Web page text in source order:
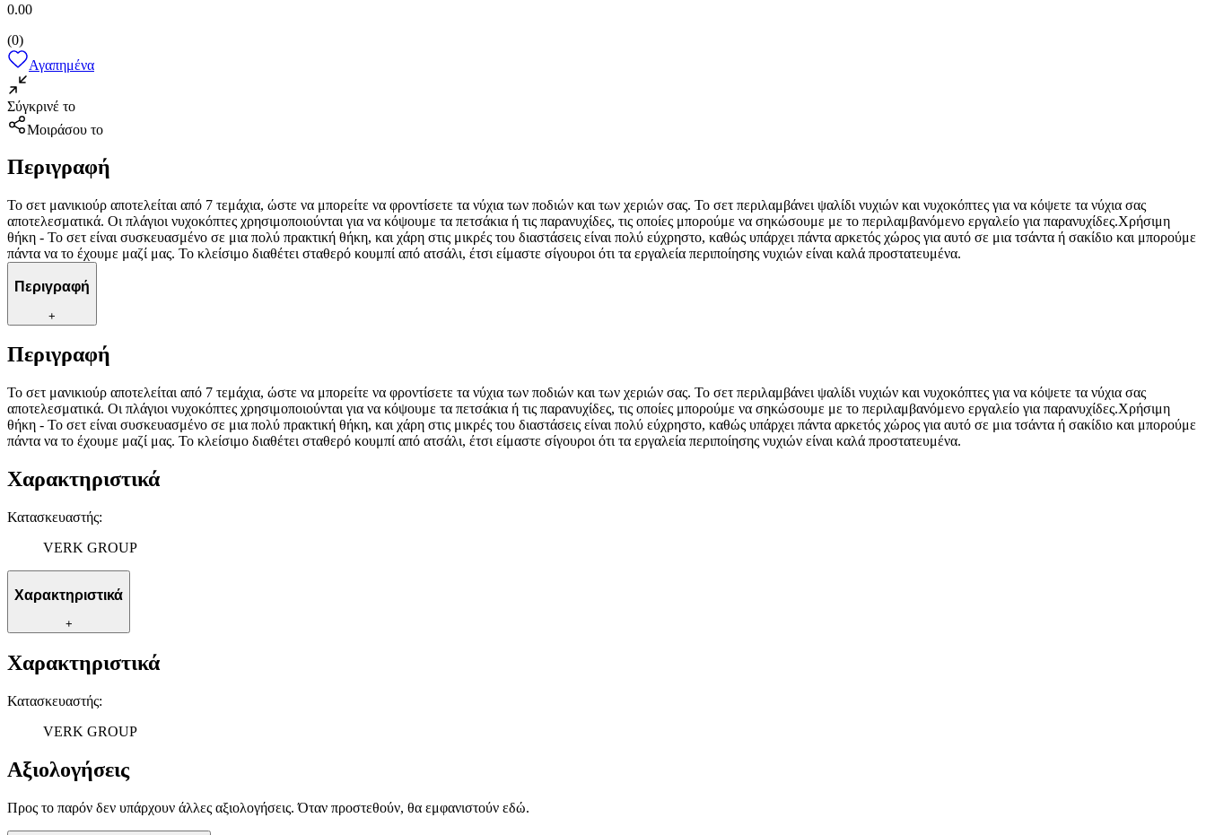
0.00
(0)
Αγαπημένα
Σύγκρινέ το
Μοιράσου το
Περιγραφή
Το σετ μανικιούρ αποτελείται από 7 τεμάχια, ώστε να μπορείτε να φροντίσετε τα νύχια των ποδιών και των χεριών σας. Το σετ περιλαμβάνει ψαλίδι νυχιών και νυχοκόπτες για να κόψετε τα νύχια σας
αποτελεσματικά. Οι πλάγιοι νυχοκόπτες χρησιμοποιούνται για να κόψουμε τα πετσάκια ή τις παρανυχίδες, τις οποίες μπορούμε να σηκώσουμε με το περιλαμβανόμενο εργαλείο για παρανυχίδες.Χρήσιμη
θήκη - Το σετ είναι συσκευασμένο σε μια πολύ πρακτική θήκη, και χάρη στις μικρές του διαστάσεις είναι πολύ εύχρηστο, καθώς υπάρχει πάντα αρκετός χώρος για αυτό σε μια τσάντα ή σακίδιο και μπορούμε
πάντα να το έχουμε μαζί μας. Το κλείσιμο διαθέτει σταθερό κουμπί από ατσάλι, έτσι είμαστε σίγουροι ότι τα εργαλεία περιποίησης νυχιών είναι καλά προστατευμένα.
Περιγραφή
+
Περιγραφή
Το σετ μανικιούρ αποτελείται από 7 τεμάχια, ώστε να μπορείτε να φροντίσετε τα νύχια των ποδιών και των χεριών σας. Το σετ περιλαμβάνει ψαλίδι νυχιών και νυχοκόπτες για να κόψετε τα νύχια σας
αποτελεσματικά. Οι πλάγιοι νυχοκόπτες χρησιμοποιούνται για να κόψουμε τα πετσάκια ή τις παρανυχίδες, τις οποίες μπορούμε να σηκώσουμε με το περιλαμβανόμενο εργαλείο για παρανυχίδες.Χρήσιμη
θήκη - Το σετ είναι συσκευασμένο σε μια πολύ πρακτική θήκη, και χάρη στις μικρές του διαστάσεις είναι πολύ εύχρηστο, καθώς υπάρχει πάντα αρκετός χώρος για αυτό σε μια τσάντα ή σακίδιο και μπορούμε
πάντα να το έχουμε μαζί μας. Το κλείσιμο διαθέτει σταθερό κουμπί από ατσάλι, έτσι είμαστε σίγουροι ότι τα εργαλεία περιποίησης νυχιών είναι καλά προστατευμένα.
Χαρακτηριστικά
Κατασκευαστής:
VERK GROUP
Χαρακτηριστικά
+
Χαρακτηριστικά
Κατασκευαστής:
VERK GROUP
Αξιολογήσεις
Προς το παρόν δεν υπάρχουν άλλες αξιολογήσεις. Όταν προστεθούν, θα εμφανιστούν εδώ.